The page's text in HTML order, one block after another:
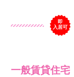
即
入居可
一般賃貸住宅